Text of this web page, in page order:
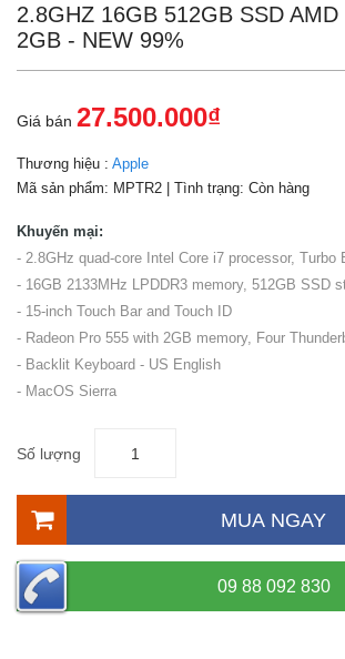
2.8GHZ 16GB 512GB SSD
2GB - NEW 99%
Giá bán 27.500.000₫
Thương hiệu : Apple
Mã sản phẩm: MPTR2 | Tình trạng: Còn hàng
Khuyến mại:
- 2.8GHz quad-core Intel Core i7 processor, Turbo
- 16GB 2133MHz LPDDR3 memory, 512GB SSD
- 15-inch Touch Bar and Touch ID
- Radeon Pro 555 with 2GB memory, Four
- Backlit Keyboard - US English
- MacOS Sierra
Số lượng
MUA NGAY
09 88 092 830